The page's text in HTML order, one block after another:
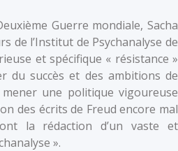
Guerre mondiale, Sacha
de l’Institut de Psychanalyse de
et spécifique « résistance »
du succès et des ambitions de
une politique vigoureuse
des écrits de Freud encore mal
la rédaction d’un vaste et
».